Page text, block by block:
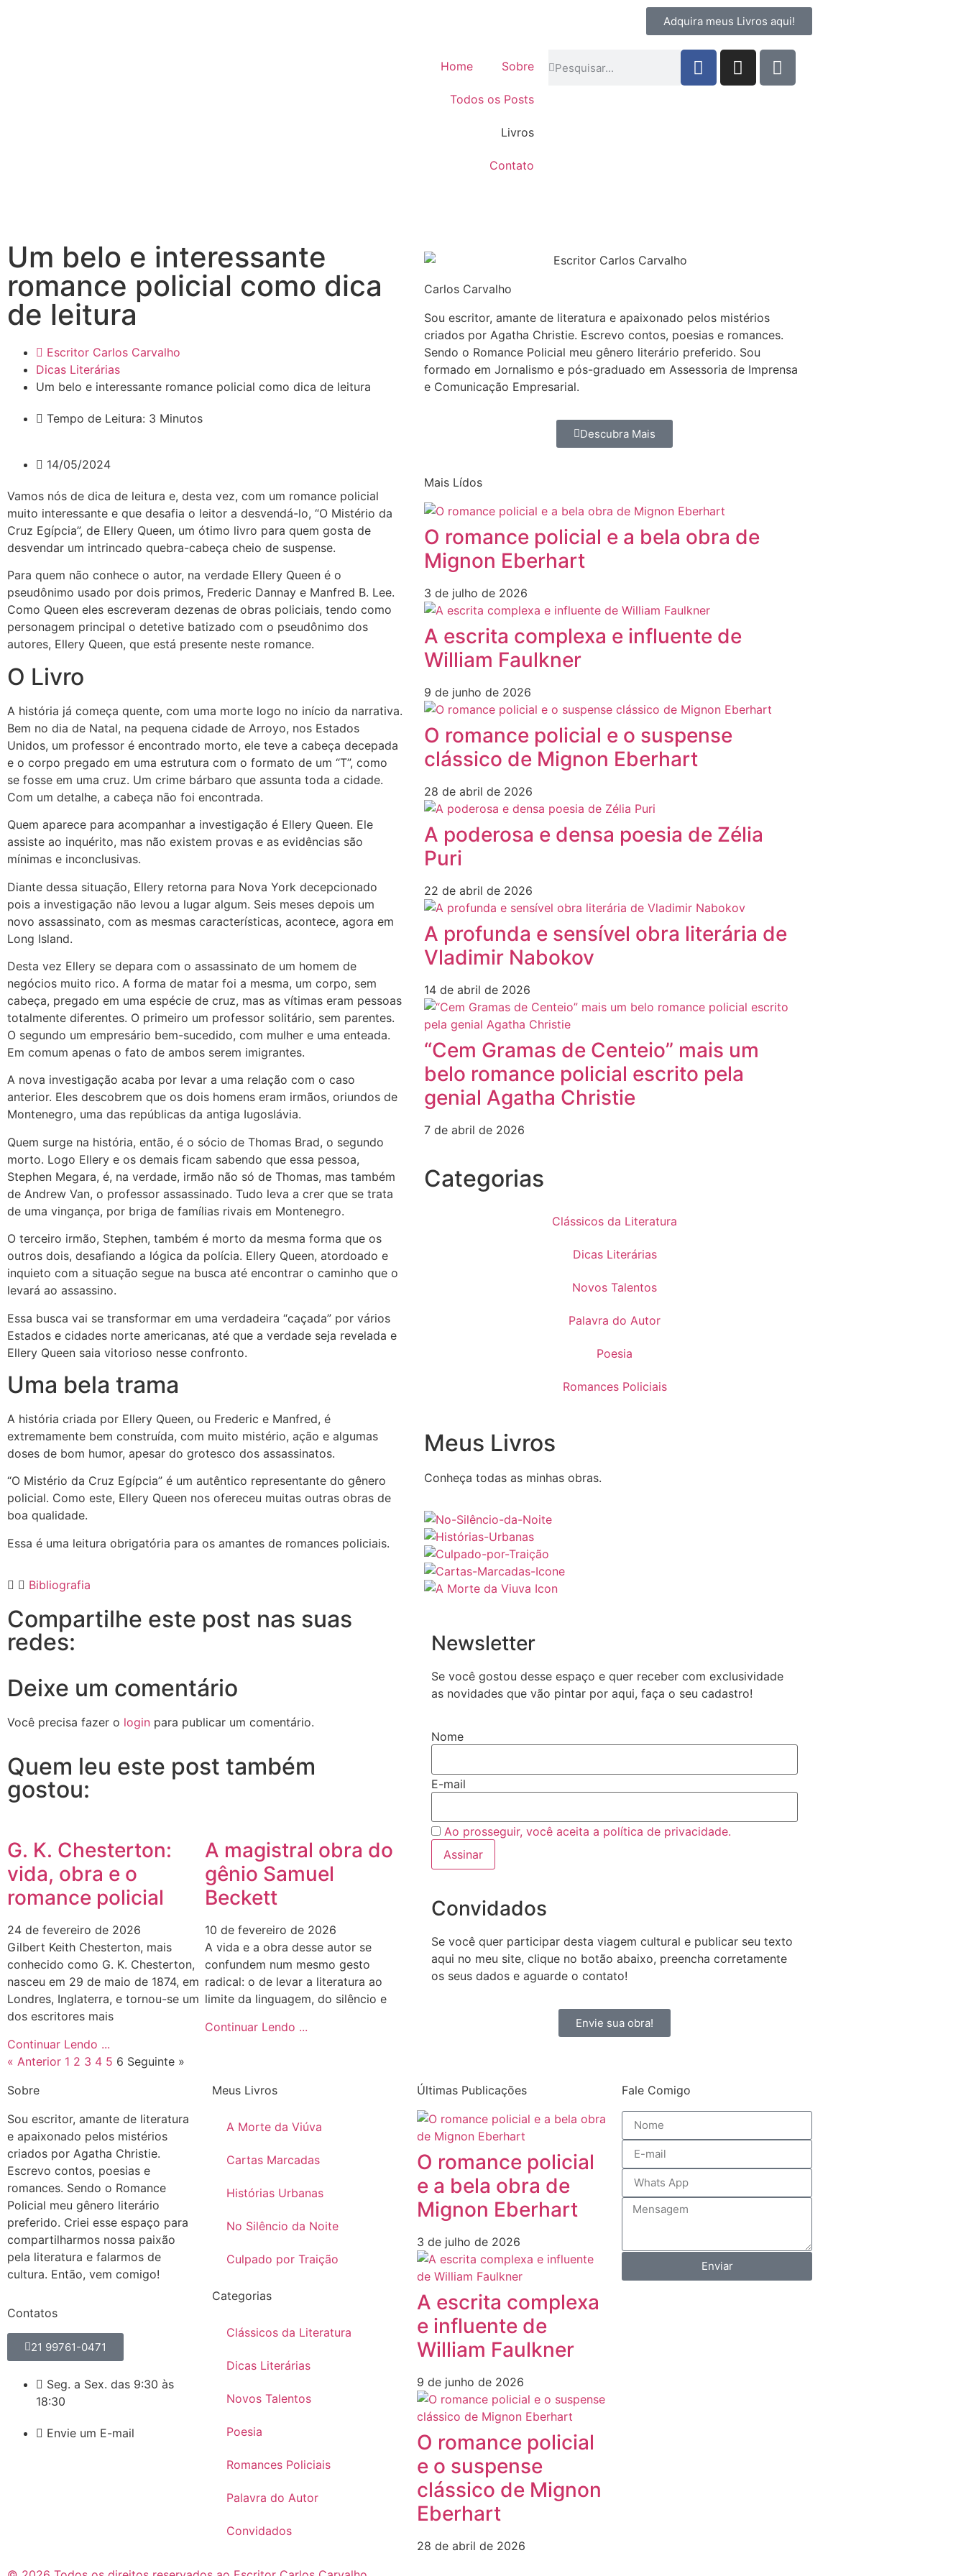
Adquira meus Livros aqui!
Home Sobre
Todos os Posts
Livros
Contato
Um belo e interessante
romance policial como dica
de leitura
Escritor Carlos Carvalho
Dicas Literárias
Um belo e interessante romance policial como dica de leitura
Tempo de Leitura: 3 Minutos
14/05/2024
Vamos nós de dica de leitura e, desta vez, com um romance policial
muito interessante e que desafia o leitor a desvendá-lo, “O Mistério da
Cruz Egípcia”, de Ellery Queen, um ótimo livro para quem gosta de
desvendar um intrincado quebra-cabeça cheio de suspense.
Para quem não conhece o autor, na verdade Ellery Queen é o
pseudônimo usado por dois primos, Frederic Dannay e Manfred B. Lee.
Como Queen eles escreveram dezenas de obras policiais, tendo como
personagem principal o detetive batizado com o pseudônimo dos
autores, Ellery Queen, que está presente neste romance.
O Livro
A história já começa quente, com uma morte logo no início da narrativa.
Bem no dia de Natal, na pequena cidade de Arroyo, nos Estados
Unidos, um professor é encontrado morto, ele teve a cabeça decepada
e o corpo pregado em uma estrutura com o formato de um “T”, como
se fosse em uma cruz. Um crime bárbaro que assunta toda a cidade.
Com um detalhe, a cabeça não foi encontrada.
Quem aparece para acompanhar a investigação é Ellery Queen. Ele
assiste ao inquérito, mas não existem provas e as evidências são
mínimas e inconclusivas.
Diante dessa situação, Ellery retorna para Nova York decepcionado
pois a investigação não levou a lugar algum. Seis meses depois um
novo assassinato, com as mesmas características, acontece, agora em
Long Island.
Desta vez Ellery se depara com o assassinato de um homem de
negócios muito rico. A forma de matar foi a mesma, um corpo, sem
cabeça, pregado em uma espécie de cruz, mas as vítimas eram pessoas
totalmente diferentes. O primeiro um professor solitário, sem parentes.
O segundo um empresário bem-sucedido, com mulher e uma enteada.
Em comum apenas o fato de ambos serem imigrantes.
A nova investigação acaba por levar a uma relação com o caso
anterior. Eles descobrem que os dois homens eram irmãos, oriundos de
Montenegro, uma das repúblicas da antiga Iugoslávia.
Quem surge na história, então, é o sócio de Thomas Brad, o segundo
morto. Logo Ellery e os demais ficam sabendo que essa pessoa,
Stephen Megara, é, na verdade, irmão não só de Thomas, mas também
de Andrew Van, o professor assassinado. Tudo leva a crer que se trata
de uma vingança, por briga de famílias rivais em Montenegro.
O terceiro irmão, Stephen, também é morto da mesma forma que os
outros dois, desafiando a lógica da polícia. Ellery Queen, atordoado e
inquieto com a situação segue na busca até encontrar o caminho que o
levará ao assassino.
Essa busca vai se transformar em uma verdadeira “caçada” por vários
Estados e cidades norte americanas, até que a verdade seja revelada e
Ellery Queen saia vitorioso nesse confronto.
Uma bela trama
A história criada por Ellery Queen, ou Frederic e Manfred, é
extremamente bem construída, com muito mistério, ação e algumas
doses de bom humor, apesar do grotesco dos assassinatos.
“O Mistério da Cruz Egípcia” é um autêntico representante do gênero
policial. Como este, Ellery Queen nos ofereceu muitas outras obras de
boa qualidade.
Essa é uma leitura obrigatória para os amantes de romances policiais.
Bibliografia
Compartilhe este post nas suas
redes:
Deixe um comentário
Você precisa fazer o login para publicar um comentário.
Quem leu este post também
gostou:
G. K. Chesterton:
vida, obra e o
romance policial
24 de fevereiro de 2026
Gilbert Keith Chesterton, mais
conhecido como G. K. Chesterton,
nasceu em 29 de maio de 1874, em
Londres, Inglaterra, e tornou-se um
dos escritores mais
Continuar Lendo ...
A magistral obra do
gênio Samuel
Beckett
10 de fevereiro de 2026
A vida e a obra desse autor se
confundem num mesmo gesto
radical: o de levar a literatura ao
limite da linguagem, do silêncio e
Continuar Lendo ...
« Anterior 1 2 3 4 5 6 Seguinte »
Carlos Carvalho
Sou escritor, amante de literatura e apaixonado pelos mistérios
criados por Agatha Christie. Escrevo contos, poesias e romances.
Sendo o Romance Policial meu gênero literário preferido. Sou
formado em Jornalismo e pós-graduado em Assessoria de Imprensa
e Comunicação Empresarial.
Descubra Mais
Mais Lídos
O romance policial e a bela obra de
Mignon Eberhart
3 de julho de 2026
A escrita complexa e influente de
William Faulkner
9 de junho de 2026
O romance policial e o suspense
clássico de Mignon Eberhart
28 de abril de 2026
A poderosa e densa poesia de Zélia
Puri
22 de abril de 2026
A profunda e sensível obra literária de
Vladimir Nabokov
14 de abril de 2026
“Cem Gramas de Centeio” mais um
belo romance policial escrito pela
genial Agatha Christie
7 de abril de 2026
Categorias
Clássicos da Literatura
Dicas Literárias
Novos Talentos
Palavra do Autor
Poesia
Romances Policiais
Meus Livros
Conheça todas as minhas obras.
Newsletter
Se você gostou desse espaço e quer receber com exclusividade
as novidades que vão pintar por aqui, faça o seu cadastro!
Nome
E-mail
Ao prosseguir, você aceita a política de privacidade.
Convidados
Se você quer participar desta viagem cultural e publicar seu texto
aqui no meu site, clique no botão abaixo, preencha corretamente
os seus dados e aguarde o contato!
Envie sua obra!
Sobre
Sou escritor, amante de literatura
e apaixonado pelos mistérios
criados por Agatha Christie.
Escrevo contos, poesias e
romances. Sendo o Romance
Policial meu gênero literário
preferido. Criei esse espaço para
compartilharmos nossa paixão
pela literatura e falarmos de
cultura. Então, vem comigo!
Contatos
21 99761-0471
Seg. a Sex. das 9:30 às
18:30
Envie um E-mail
Meus Livros
A Morte da Viúva
Cartas Marcadas
Histórias Urbanas
No Silêncio da Noite
Culpado por Traição
Categorias
Clássicos da Literatura
Dicas Literárias
Novos Talentos
Poesia
Romances Policiais
Palavra do Autor
Convidados
Últimas Publicações
O romance policial
e a bela obra de
Mignon Eberhart
3 de julho de 2026
A escrita complexa
e influente de
William Faulkner
9 de junho de 2026
O romance policial
e o suspense
clássico de Mignon
Eberhart
28 de abril de 2026
Fale Comigo
Enviar